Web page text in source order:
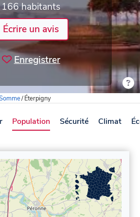
166 habitants
Écrire un avis
Enregistrer
/Éterpigny
Population Sécurité Climat